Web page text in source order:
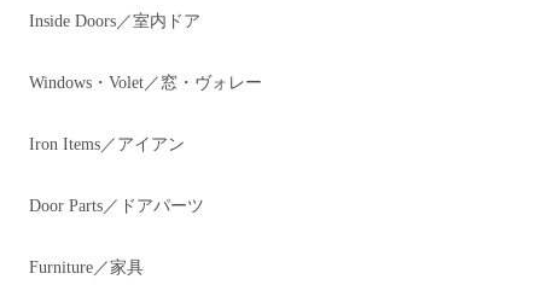
Inside Doors／室内ドア
Windows・Volet／窓・ヴォレー
Iron Items／アイアン
Door Parts／ドアパーツ
Furniture／家具